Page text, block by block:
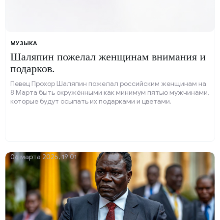
МУЗЫКА
Шаляпин пожелал женщинам внимания и
подарков.
Певец Прохор Шаляпин пожелал российским женщинам на
8 Марта быть окружёнными как минимум пятью мужчинами,
которые будут осыпать их подарками и цветами.
06 марта 2025, 19:01